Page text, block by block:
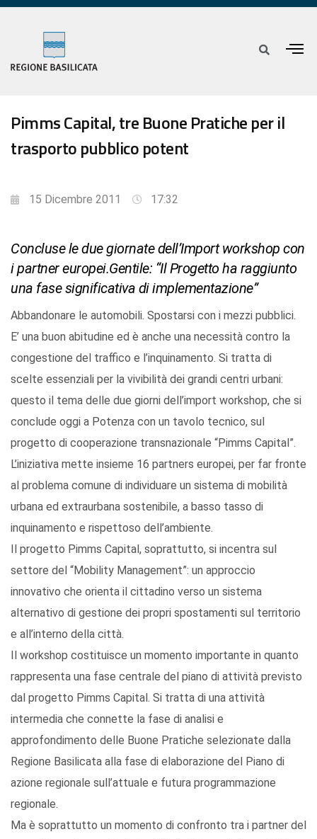
Pimms Capital, tre Buone Pratiche per il
trasporto pubblico potent
15 Dicembre 2011 17:32
Concluse le due giornate dell’Import workshop con
i partner europei.Gentile: “Il Progetto ha raggiunto
una fase significativa di implementazione”
Abbandonare le automobili. Spostarsi con i mezzi pubblici.
E’ una buon abitudine ed è anche una necessità contro la
congestione del traffico e l’inquinamento. Si tratta di
scelte essenziali per la vivibilità dei grandi centri urbani:
questo il tema delle due giorni dell’import workshop, che si
conclude oggi a Potenza con un tavolo tecnico, sul
progetto di cooperazione transnazionale “Pimms Capital”.
L’iniziativa mette insieme 16 partners europei, per far fronte
al problema comune di individuare un sistema di mobilità
urbana ed extraurbana sostenibile, a basso tasso di
inquinamento e rispettoso dell’ambiente.
Il progetto Pimms Capital, soprattutto, si incentra sul
settore del “Mobility Management”: un approccio
innovativo che orienta il cittadino verso un sistema
alternativo di gestione dei propri spostamenti sul territorio
e all’interno della città.
Il workshop costituisce un momento importante in quanto
rappresenta una fase centrale del piano di attività previsto
dal progetto Pimms Capital. Si tratta di una attività
intermedia che connette la fase di analisi e
approfondimento delle Buone Pratiche selezionate dalla
Regione Basilicata alla fase di elaborazione del Piano di
azione regionale sull’attuale e futura programmazione
regionale.
Ma è soprattutto un momento di confronto tra i partner del